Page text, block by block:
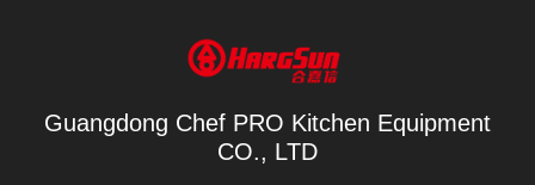
Guangdong Chef PRO Kitchen Equipment
CO., LTD